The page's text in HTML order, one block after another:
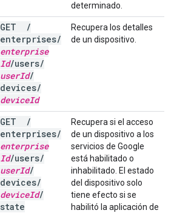
determinado.
GET
/
enterprises/
enterprise
Id/users/
userId/
devices/
deviceId
Recupera los detalles
de un dispositivo.
GET
/
enterprises/
enterprise
Id/users/
userId/
devices/
deviceId/
state
Recupera si el acceso
de un dispositivo a los
servicios de Google
está habilitado o
inhabilitado. El estado
del dispositivo solo
tiene efecto si se
habilitó la aplicación de